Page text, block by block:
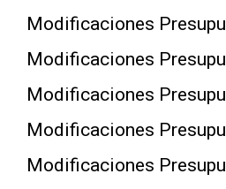
Modificaciones
Modificaciones
Modificaciones
Modificaciones
Modificaciones